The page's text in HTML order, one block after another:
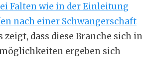
Falten wie in der Einleitung
nach einer Schwangerschaft
zeigt, dass diese Branche sich in
ergeben sich